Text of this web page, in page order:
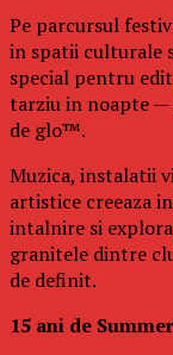
Pe parcursul
in spatii culturale
special pentru
tarziu in noapte —
de glo™.
Muzica, instalatii
artistice creeaza
intalnire si
granitele dintre
de definit.
15 ani de